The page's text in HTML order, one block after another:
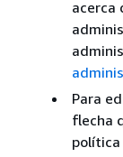
acerca
Para
flecha
política